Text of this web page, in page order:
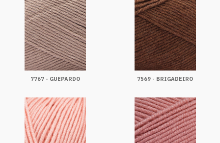
7767 - GUEPARDO 7569 - BRIGADEIRO